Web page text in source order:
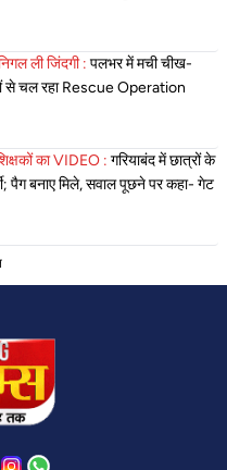
ली जिंदगी : पलभर में मची चीख-
से चल रहा Rescue Operation
का VIDEO : गरियाबंद में छात्रों के
पैग बनाए मिले, सवाल पूछने पर कहा- गेट